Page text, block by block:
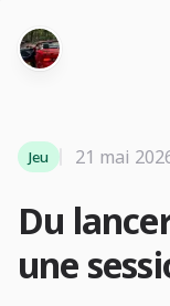
Du
une
Jeu 21 mai